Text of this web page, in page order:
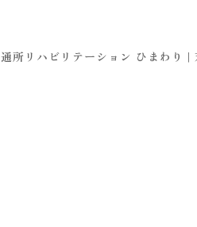
通所リハビリテーション ひまわり |